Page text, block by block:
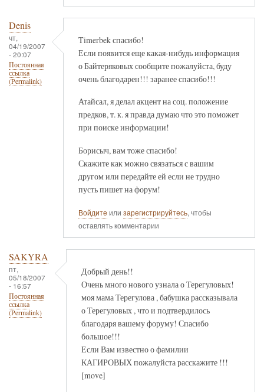
Denis
чт,
04/19/2007
- 20:07
Постоянная
ссылка
(Permalink)
Timerbek спасибо!
Если появится еще какая-нибудь информация
о Байтеряковых сообщите пожалуйста, буду
очень благодарен!!! заранее спасибо!!!
Атайсал, я делал акцент на соц. положение
предков, т. к. я правда думаю что это поможет
при поиске информации!
Борисыч, вам тоже спасибо!
Скажите как можно связаться с вашим
другом или передайте ей если не трудно
пусть пишет на форум!
Войдите или зарегистрируйтесь, чтобы
оставлять комментарии
SAKYRA
пт,
05/18/2007
- 16:57
Постоянная
ссылка
(Permalink)
Добрый день!!
Очень много нового узнала о Терегуловых!
моя мама Терегулова , бабушка рассказывала
о Терегуловых , что и подтвердилось
благодаря вашему форуму! Спасибо
большое!!!
Если Вам известно о фамилии
КАГИРОВЫХ пожалуйста расскажите !!!
[move]